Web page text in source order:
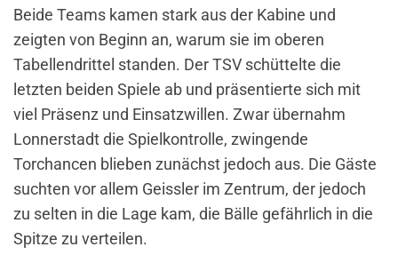
Beide Teams kamen stark aus der Kabine und
zeigten von Beginn an, warum sie im oberen
Tabellendrittel standen. Der TSV schüttelte die
letzten beiden Spiele ab und präsentierte sich mit
viel Präsenz und Einsatzwillen. Zwar übernahm
Lonnerstadt die Spielkontrolle, zwingende
Torchancen blieben zunächst jedoch aus. Die Gäste
suchten vor allem Geissler im Zentrum, der jedoch
zu selten in die Lage kam, die Bälle gefährlich in die
Spitze zu verteilen.